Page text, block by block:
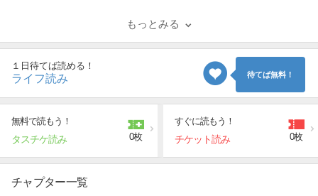
医学部卒業から3ヶ月、初めて患者を受け持つことになる。
理想とかけ離れた日本の医療の矛盾に苦悩しつつも、懸命に
日々を送る！日本医療の現実を描いた衝撃作！
著者監修による高画質完全版! デザインを一新し連載当時のカ
ラーページを完全再現!!
もっとみる
１日待てば読める！
ライフ読み 待てば無料！
無料で読もう！
タスチケ読み 0枚
すぐに読もう！
チケット読み 0枚
チャプター一覧